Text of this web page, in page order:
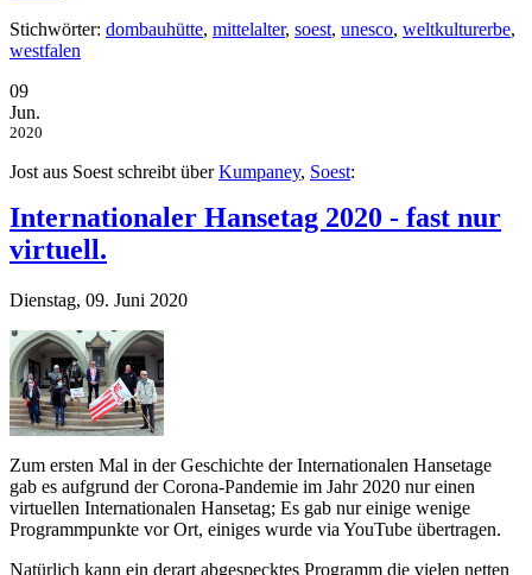
Stichwörter: dombauhütte, mittelalter, soest, unesco, weltkulturerbe,
westfalen
09
Jun.
2020
Jost aus Soest schreibt überKumpaney, Soest:
Internationaler Hansetag 2020 - fast nur
virtuell.
Dienstag, 09. Juni 2020
Zum ersten Mal in der Geschichte der Internationalen Hansetage
gab es aufgrund der Corona-Pandemie im Jahr 2020 nur einen
virtuellen Internationalen Hansetag; Es gab nur einige wenige
Programmpunkte vor Ort, einiges wurde via YouTube übertragen.
Natürlich kann ein derart abgespecktes Programm die vielen netten